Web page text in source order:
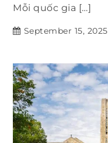
Mỗi quốc gia […]
September 15, 2025